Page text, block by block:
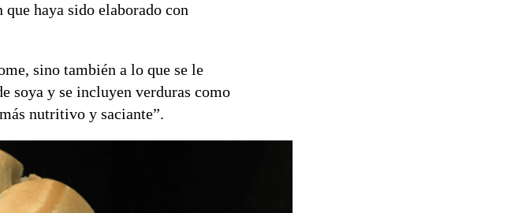
haya sido elaborado con
sino también a lo que se le
soya y se incluyen verduras como
nutritivo y saciante”.